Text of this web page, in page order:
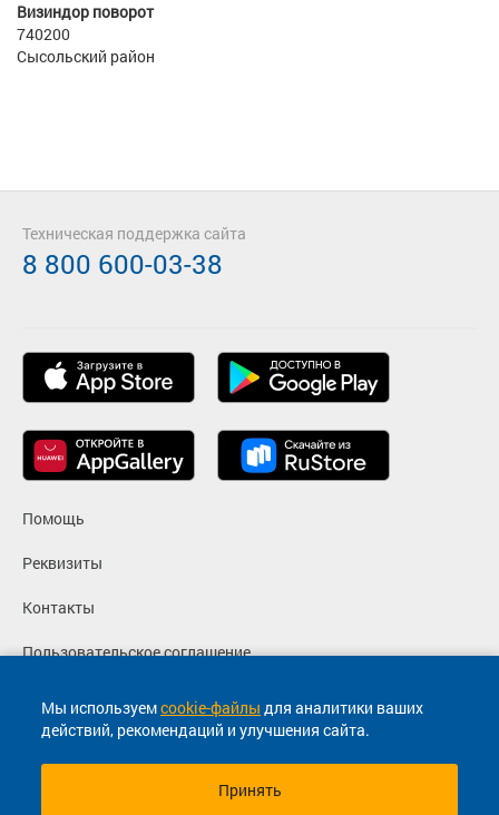
Визиндор поворот
740200
Сысольский район
Мы используемcookie-файлы для аналитики ваших
действий, рекомендаций и улучшения сайта.
Принять
Помощь
Реквизиты
Контакты
Пользовательское соглашение
Политика конфиденциальности
Согласие на маркетинговые сообщения
Техническая поддержка сайта
8 800 600-03-38
© 2013-2026, ООО "Капитал"- Онлайн сервис продажи